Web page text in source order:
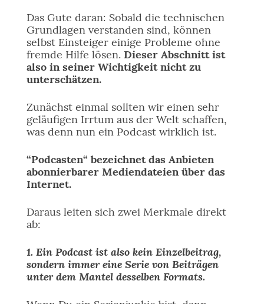
Das Gute daran: Sobald die technischen
Grundlagen verstanden sind, können
selbst Einsteiger einige Probleme ohne
fremde Hilfe lösen. Dieser Abschnitt ist
also in seiner Wichtigkeit nicht zu
unterschätzen.
Zunächst einmal sollten wir einen sehr
geläufigen Irrtum aus der Welt schaffen,
was denn nun ein Podcast wirklich ist.
“Podcasten“ bezeichnet das Anbieten
abonnierbarer Mediendateien über das
Internet.
Daraus leiten sich zwei Merkmale direkt
ab:
1. Ein Podcast ist also kein Einzelbeitrag,
sondern immer eine Serie von Beiträgen
unter dem Mantel desselben Formats.